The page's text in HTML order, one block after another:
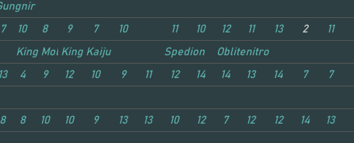
7 10 8 9 7 10 11 10 12 11 13 2 11
King MolokoKing Kaiju Spedion
Oblitenitro
13 4 9 12 10 9 11 12 14 14 13 14 7 7
8 8 10 10 9 13 13 10 12 7 12 12 14 13